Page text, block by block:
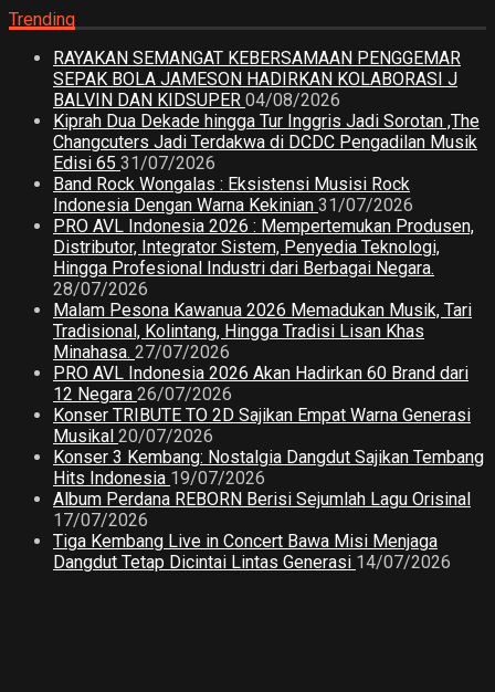
Trending
RAYAKAN SEMANGAT KEBERSAMAAN PENGGEMAR
SEPAK BOLA JAMESON HADIRKAN KOLABORASI J
BALVIN DAN KIDSUPER 04/08/2026
Kiprah Dua Dekade hingga Tur Inggris Jadi Sorotan ,The
Changcuters Jadi Terdakwa di DCDC Pengadilan Musik
Edisi 65 31/07/2026
Band Rock Wongalas : Eksistensi Musisi Rock
Indonesia Dengan Warna Kekinian 31/07/2026
PRO AVL Indonesia 2026 : Mempertemukan Produsen,
Distributor, Integrator Sistem, Penyedia Teknologi,
Hingga Profesional Industri dari Berbagai Negara.
28/07/2026
Malam Pesona Kawanua 2026 Memadukan Musik, Tari
Tradisional, Kolintang, Hingga Tradisi Lisan Khas
Minahasa. 27/07/2026
PRO AVL Indonesia 2026 Akan Hadirkan 60 Brand dari
12 Negara 26/07/2026
Konser TRIBUTE TO 2D Sajikan Empat Warna Generasi
Musikal 20/07/2026
Konser 3 Kembang: Nostalgia Dangdut Sajikan Tembang
Hits Indonesia 19/07/2026
Album Perdana REBORN Berisi Sejumlah Lagu Orisinal
17/07/2026
Tiga Kembang Live in Concert Bawa Misi Menjaga
Dangdut Tetap Dicintai Lintas Generasi 14/07/2026